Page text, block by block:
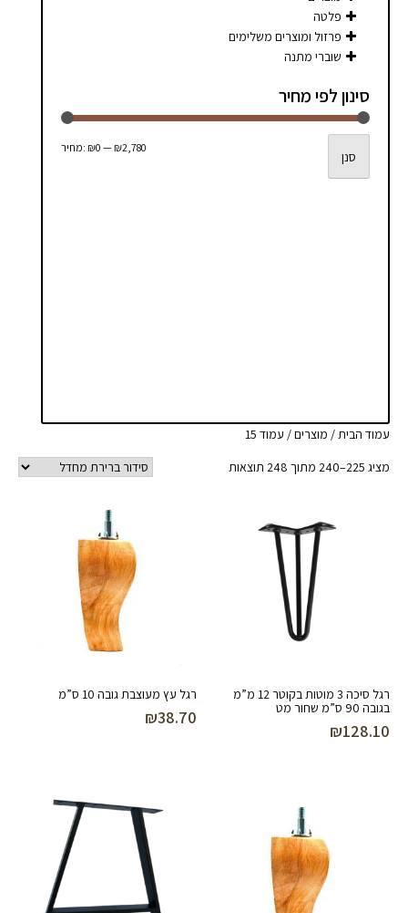
font_download סמן קישורים
האפשרויות
פלטה
פרזול ומוצרים משלימים
שוברי מתנה
סינון לפי מחיר
מחיר
מחיר
סנן
מחיר:₪0—₪2,780
עמוד הבית/ מוצרים/ עמוד 15
מציג 225–240 מתוך 248 תוצאות
רגל סיכה 3 מוטות בקוטר 12 מ”מ
בגובה 90 ס”מ שחור מט
₪128.10
רגל עץ מעוצבת גובה 10 ס”מ
₪38.70